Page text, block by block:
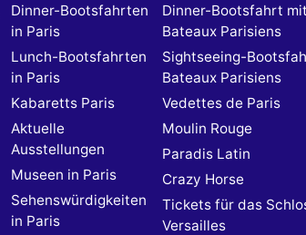
Dinner-Bootsfahrten
in Paris
Lunch-Bootsfahrten
in Paris
Kabaretts Paris
Aktuelle
Ausstellungen
Museen in Paris
Sehenswürdigkeiten
in Paris
Dinner-Bootsfahrt
Bateaux Parisiens
Sightseeing-
Bateaux Parisiens
Vedettes de Paris
Moulin Rouge
Paradis Latin
Crazy Horse
Tickets für das
Versailles